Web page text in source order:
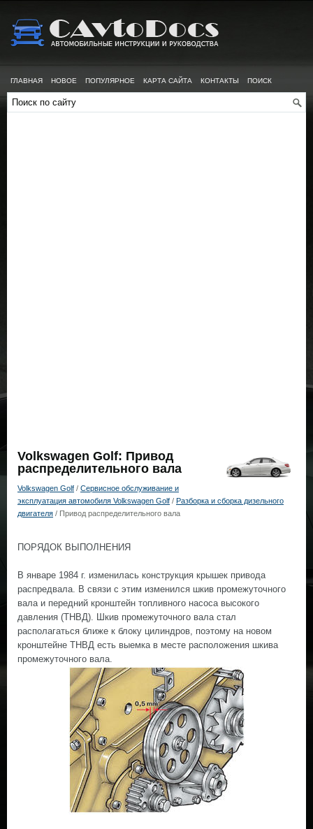
ГЛАВНАЯ НОВОЕ ПОПУЛЯРНОЕ КАРТА САЙТА КОНТАКТЫ ПОИСК
Volkswagen Golf: Привод
распределительного вала
Volkswagen Golf / Сервисное обслуживание и
эксплуатация автомобиля Volkswagen Golf / Разборка и сборка дизельного
двигателя / Привод распределительного вала
ПОРЯДОК ВЫПОЛНЕНИЯ
В январе 1984 г. изменилась конструкция крышек привода
распредвала. В связи с этим изменился шкив промежуточного
вала и передний кронштейн топливного насоса высокого
давления (ТНВД). Шкив промежуточного вала стал
располагаться ближе к блоку цилиндров, поэтому на новом
кронштейне ТНВД есть выемка в месте расположения шкива
промежуточного вала.